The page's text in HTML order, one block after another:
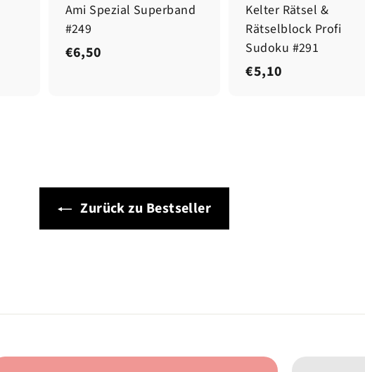
Ami Spezial Superband
#249
€6,50
Kelter Rätsel &
Rätselblock Profi
Sudoku #291
€5,10
Zurück zu Bestseller